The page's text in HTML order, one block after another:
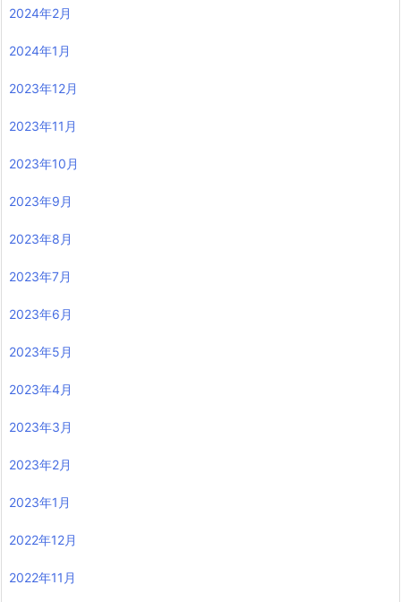
2024年2月
2024年1月
2023年12月
2023年11月
2023年10月
2023年9月
2023年8月
2023年7月
2023年6月
2023年5月
2023年4月
2023年3月
2023年2月
2023年1月
2022年12月
2022年11月